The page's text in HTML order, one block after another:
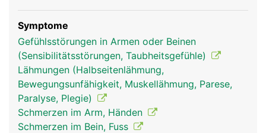
Frau Mann
Symptome
Gefühlsstörungen in Armen oder Beinen
(Sensibilitätsstörungen, Taubheitsgefühle)
Lähmungen (Halbseitenlähmung,
Bewegungsunfähigkeit, Muskellähmung, Parese,
Paralyse, Plegie)
Schmerzen im Arm, Händen
Schmerzen im Bein, Fuss